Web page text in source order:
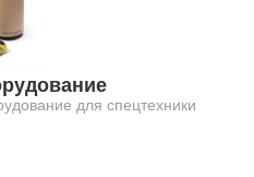
для спецтехники